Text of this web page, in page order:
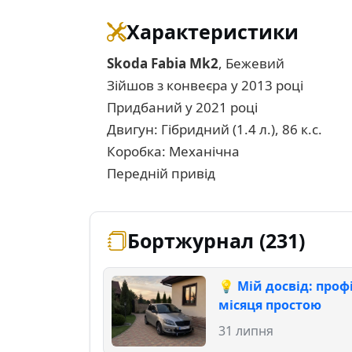
Характеристики
Skoda Fabia Mk2, Бежевий
Зійшов з конвеєра у 2013 році
Придбаний у 2021 році
Двигун: Гібридний (1.4 л.), 86 к.с.
Коробка: Механічна
Передній привід
Бортжурнал (231)
💡 Мій досвід:
місяця простою
31 липня